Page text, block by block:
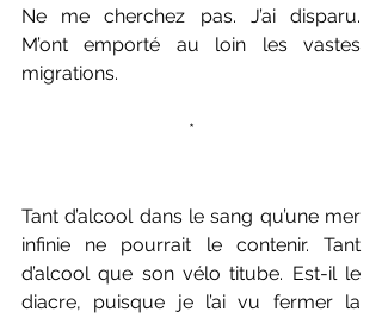
Ne me cherchez pas. J’ai disparu.
M’ont emporté au loin les vastes
migrations.
*
Tant d’alcool dans le sang qu’une mer
infinie ne pourrait le contenir. Tant
d’alcool que son vélo titube. Est-il le
diacre, puisque je l’ai vu fermer la